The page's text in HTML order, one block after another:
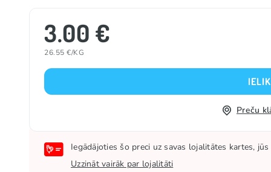
3.00 €
26.55 €/KG
Preču
Iegādājoties šo preci uz savas lojalitātes kartes,
Uzzināt vairāk par lojalitāti